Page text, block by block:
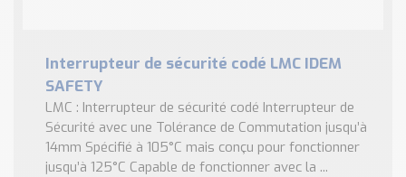
Interrupteur de sécurité codé LMC IDEM
SAFETY
LMC : Interrupteur de sécurité codé Interrupteur de
Sécurité avec une Tolérance de Commutation jusqu’à
14mm Spécifié à 105°C mais conçu pour fonctionner
jusqu’à 125°C Capable de fonctionner avec la ...